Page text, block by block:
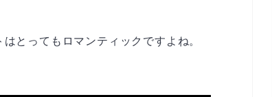
とってもロマンティックですよね。